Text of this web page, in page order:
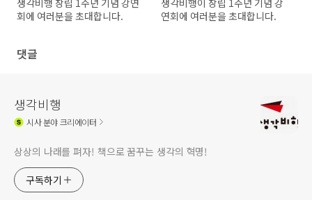
생각비행 창립 1주년 기념 강연
회에 여러분을 초대합니다.
생각비행이 창립 1주년 기념 강
연회에 여러분을 초대합니다.
댓글
생각비행
시사분야 크리에이터
상상의 나래를 펴자! 책으로 꿈꾸는 생각의 혁명!
구독하기